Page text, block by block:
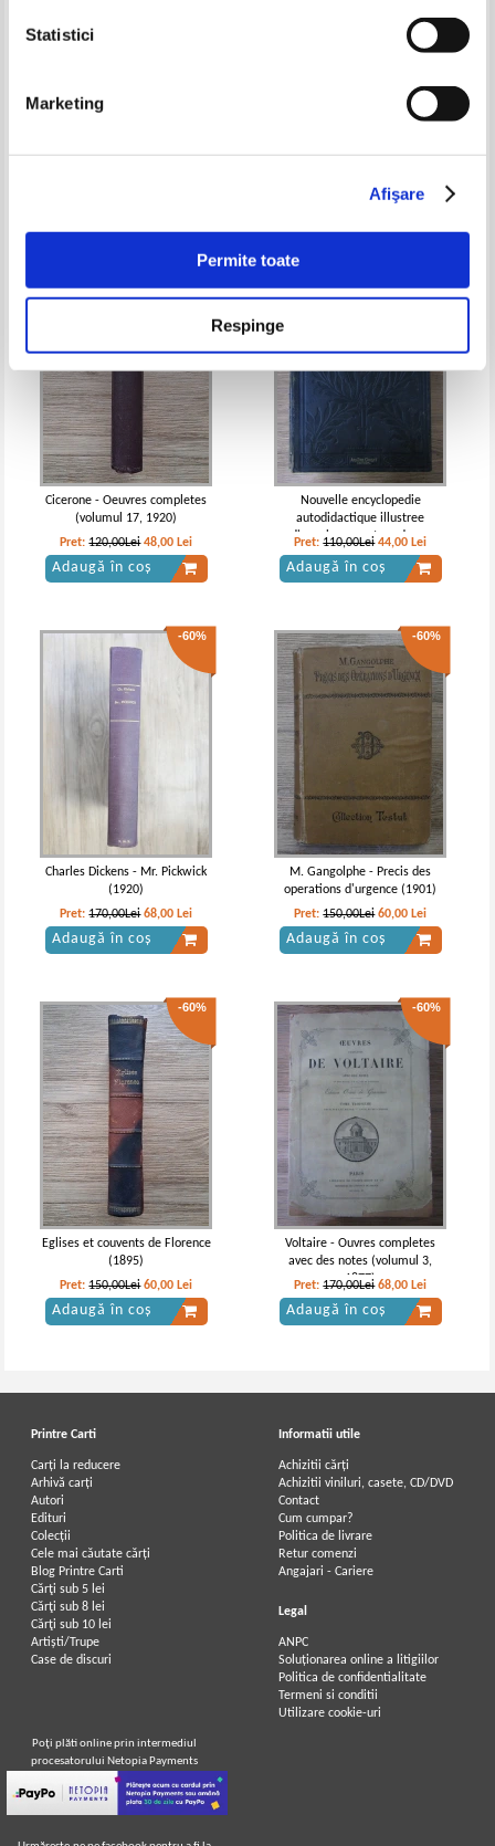
Statistici
Marketing
Afişare
Permite toate
Respinge
Adaugă în coș
-60%
Cicerone - Oeuvres completes
(volumul 17, 1920)
Pret:120,00Lei 48,00 Lei
Adaugă în coș
Nouvelle encyclopedie
autodidactique illustree
d'enseignement moderne
(volumul 3, 1922)
Pret:110,00Lei 44,00 Lei
Adaugă în coș
-60%
Charles Dickens - Mr. Pickwick
(1920)
Pret:170,00Lei 68,00 Lei
Adaugă în coș
-60%
M. Gangolphe - Precis des
operations d'urgence (1901)
Pret:150,00Lei 60,00 Lei
Adaugă în coș
-60%
Eglises et couvents de Florence
(1895)
Pret:150,00Lei 60,00 Lei
Adaugă în coș
-60%
Voltaire - Ouvres completes
avec des notes (volumul 3,
1877)
Pret:170,00Lei 68,00 Lei
Adaugă în coș
Printre Carti
Carți la reducere
Arhivă carți
Autori
Edituri
Colecții
Cele mai căutate cărți
Blog Printre Carti
Cărţi sub 5 lei
Cărţi sub 8 lei
Cărţi sub 10 lei
Artiști/Trupe
Case de discuri
Informatii utile
Achizitii cărți
Achizitii viniluri, casete, CD/DVD
Contact
Cum cumpar?
Politica de livrare
Retur comenzi
Angajari - Cariere
Legal
ANPC
Soluționarea online a litigiilor
Politica de confidentialitate
Termeni si conditii
Utilizare cookie-uri
Poţi plăti online prin intermediul
procesatorului Netopia Payments